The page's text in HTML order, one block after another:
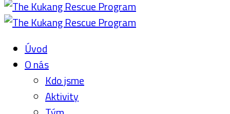
Úvod
O nás
Kdo jsme
Aktivity